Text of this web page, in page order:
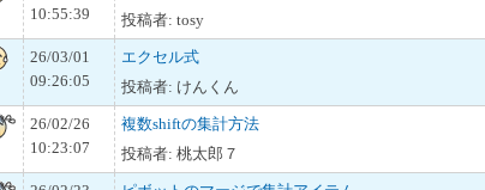
10:55:39
投稿者: tosy
26/03/01
09:26:05
エクセル式
投稿者: けんくん
26/02/26
10:23:07
複数shiftの集計方法
投稿者: 桃太郎７